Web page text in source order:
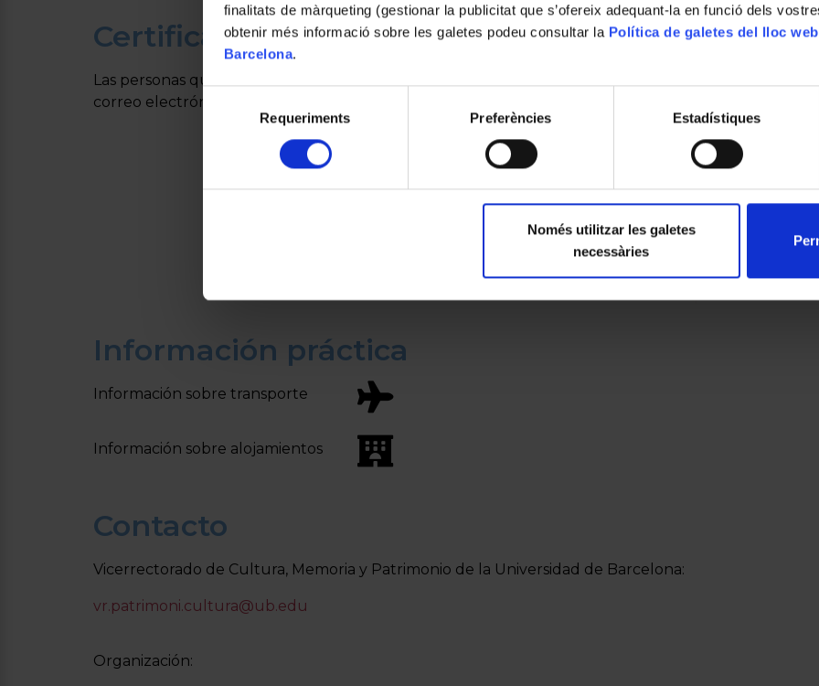
finalitats de màrqueting (gestionar la publicitat que s’ofereix adequant-la en funció dels
obtenir més informació sobre les galetes podeu consultar la Política de galetes del lloc
Barcelona.
Selecció
Requeriments Preferències Estadístiques
Només utilitzar les galetes
necessàries
Certificados de asistencia
Las personas que lo deseen podrán solicitar un certificado de asistencia a través del formulario de
correo electrónico una vez finalizado el encuentro.
Información práctica
Información sobre transporte
Información sobre alojamientos
Contacto
Vicerrectorado de Cultura, Memoria y Patrimonio de la Universidad de Barcelona:
vr.patrimoni.cultura@ub.edu
Organización: